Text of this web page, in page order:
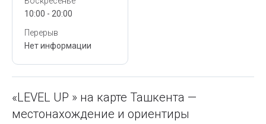
10:00 - 20:00
Перерыв
Нет информации
«LEVEL UP » на карте Ташкента —
местонахождение и ориентиры